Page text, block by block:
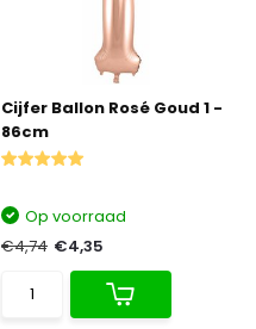
Cijfer Ballon Rosé Goud 1 -
86cm
Op voorraad
€4,74 €4,35